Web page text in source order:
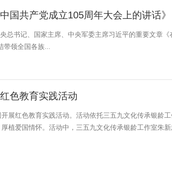
国共产党成立105周年大会上的讲话》
总书记、国家主席、中央军委主席习近平的重要文章《
领全国各族...
色教育实践活动
展红色教育实践活动。活动依托三五九文化传承银龄工
植爱国情怀。活动中，三五九文化传承银龄工作室朱新